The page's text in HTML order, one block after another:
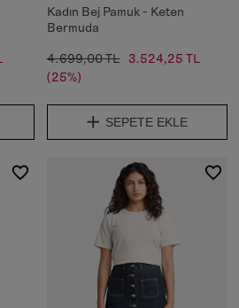
Kadın Bej Pamuk - Keten
Bermuda
4.699,00 TL
3.524,25 TL
(25%)
SEPETE EKLE